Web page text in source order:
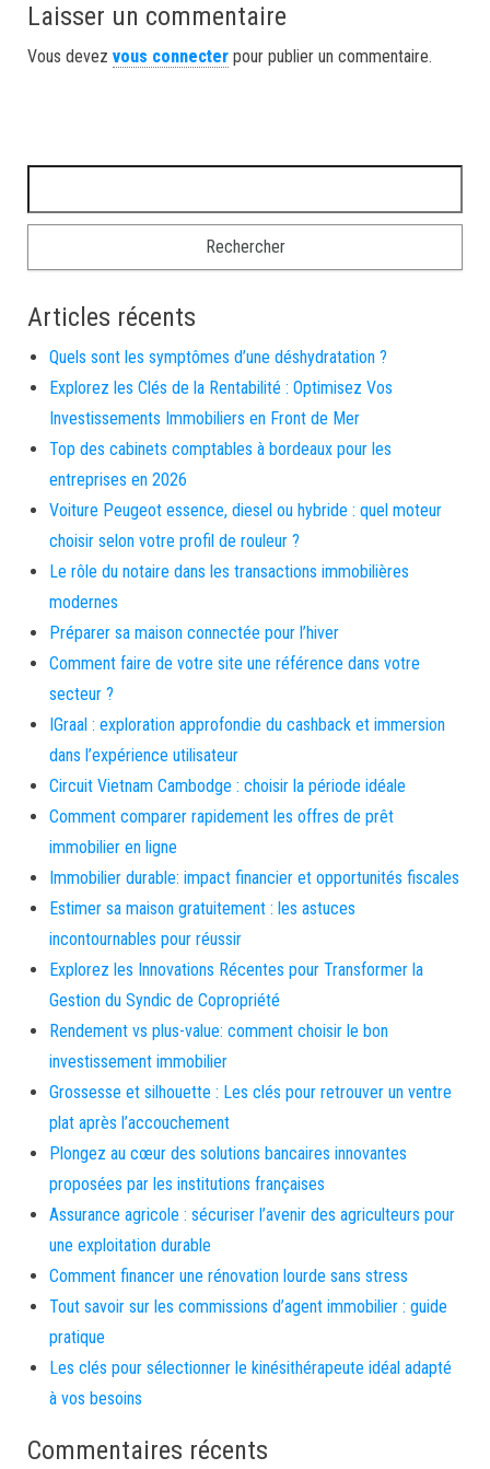
Laisser un commentaire
Vous devez vous connecter pour publier un commentaire.
Articles récents
Quels sont les symptômes d’une déshydratation ?
Explorez les Clés de la Rentabilité : Optimisez Vos
Investissements Immobiliers en Front de Mer
Top des cabinets comptables à bordeaux pour les
entreprises en 2026
Voiture Peugeot essence, diesel ou hybride : quel moteur
choisir selon votre profil de rouleur ?
Le rôle du notaire dans les transactions immobilières
modernes
Préparer sa maison connectée pour l’hiver
Comment faire de votre site une référence dans votre
secteur ?
IGraal : exploration approfondie du cashback et immersion
dans l’expérience utilisateur
Circuit Vietnam Cambodge : choisir la période idéale
Comment comparer rapidement les offres de prêt
immobilier en ligne
Immobilier durable: impact financier et opportunités fiscales
Estimer sa maison gratuitement : les astuces
incontournables pour réussir
Explorez les Innovations Récentes pour Transformer la
Gestion du Syndic de Copropriété
Rendement vs plus-value: comment choisir le bon
investissement immobilier
Grossesse et silhouette : Les clés pour retrouver un ventre
plat après l’accouchement
Plongez au cœur des solutions bancaires innovantes
proposées par les institutions françaises
Assurance agricole : sécuriser l’avenir des agriculteurs pour
une exploitation durable
Comment financer une rénovation lourde sans stress
Tout savoir sur les commissions d’agent immobilier : guide
pratique
Les clés pour sélectionner le kinésithérapeute idéal adapté
à vos besoins
Commentaires récents